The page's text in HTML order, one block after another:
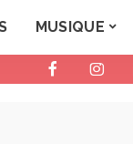
MUSIQUE